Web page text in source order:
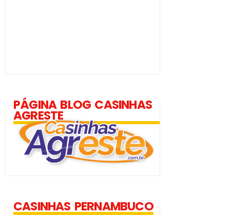
PÁGINA BLOG CASINHAS
AGRESTE
CASINHAS PERNAMBUCO